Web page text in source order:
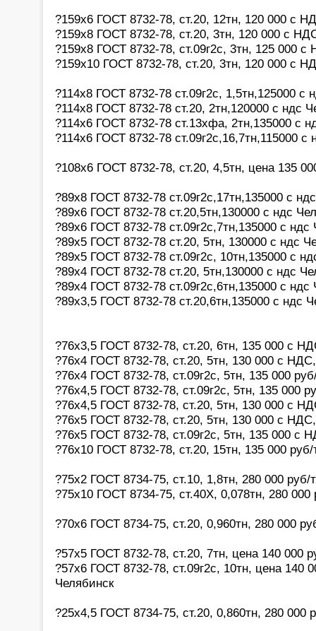
?159х6 ГОСТ 8732-78, ст.20, 12тн, 120 000 с
?159х8 ГОСТ 8732-78, ст.20, 3тн, 120 000 с
?159х8 ГОСТ 8732-78, ст.09г2с, 3тн, 125 000
?159х10 ГОСТ 8732-78, ст.20, 3тн, 120 000 с
?114х8 ГОСТ 8732-78 ст.09г2с, 1,5тн,125000 с
?114х8 ГОСТ 8732-78 ст.20, 2тн,120000 с ндс
?114х6 ГОСТ 8732-78 ст.13хфа, 2тн,135000 с
?114х6 ГОСТ 8732-78 ст.09г2с,16,7тн,115000 с
?108х6 ГОСТ 8732-78, ст.20, 4,5тн, цена 135
?89х8 ГОСТ 8732-78 ст.09г2с,17тн,135000 с
?89х6 ГОСТ 8732-78 ст.20,5тн,130000 с ндс
?89х6 ГОСТ 8732-78 ст.09г2с,7тн,135000 с ндс
?89х5 ГОСТ 8732-78 ст.20, 5тн, 130000 с ндс
?89х5 ГОСТ 8732-78 ст.09г2с, 10тн,135000 с
?89х4 ГОСТ 8732-78 ст.20, 5тн,130000 с ндс
?89х4 ГОСТ 8732-78 ст.09г2с,6тн,135000 с ндс
?89х3,5 ГОСТ 8732-78 ст.20,6тн,135000 с ндс
?76х3,5 ГОСТ 8732-78, ст.20, 6тн, 135 000 с
?76х4 ГОСТ 8732-78, ст.20, 5тн, 130 000 с
?76х4 ГОСТ 8732-78, ст.09г2с, 5тн, 135 000
?76х4,5 ГОСТ 8732-78, ст.09г2с, 5тн, 135 000
?76х4,5 ГОСТ 8732-78, ст.20, 5тн, 130 000 с
?76х5 ГОСТ 8732-78, ст.20, 5тн, 130 000 с
?76х5 ГОСТ 8732-78, ст.09г2с, 5тн, 135 000 с
?76х10 ГОСТ 8732-78, ст.20, 15тн, 135 000
?75х2 ГОСТ 8734-75, ст.10, 1,8тн, 280 000
?75х10 ГОСТ 8734-75, ст.40Х, 0,078тн, 280
?70х6 ГОСТ 8734-75, ст.20, 0,960тн, 280 000
?57х5 ГОСТ 8732-78, ст.20, 7тн, цена 140 000
?57х6 ГОСТ 8732-78, ст.09г2с, 10тн, цена 140
Челябинск
?25х4,5 ГОСТ 8734-75, ст.20, 0,860тн, 280 000